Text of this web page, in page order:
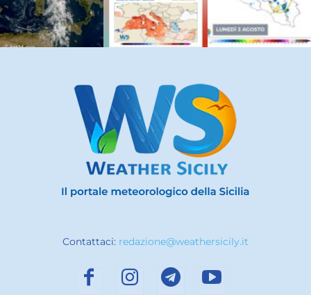
Contattaci: redazione@weathersicily.it